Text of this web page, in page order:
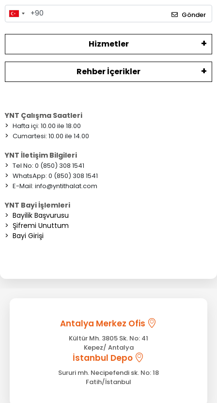
Gönder
Hizmetler
Rehber İçerikler
YNT Çalışma Saatleri
> Hafta içi: 10.00 ile 18.00
> Cumartesi: 10.00 ile 14.00
YNT İletişim Bilgileri
> Tel No: 0 (850) 308 1541
> WhatsApp: 0 (850) 308 1541
> E-Mail: info@yntithalat.com
YNT Bayi İşlemleri
> Bayilik Başvurusu
> Şifremi Unuttum
> Bayi Girişi
Antalya Merkez Ofis
Kültür Mh. 3805 Sk. No: 41
Kepez/ Antalya
İstanbul Depo
Sururi mh. Necipefendi sk. No: 18
Fatih/İstanbul